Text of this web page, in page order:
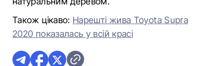
Також цікаво: Нарешті жива Toyota Supra
2020 показалась у всій красі